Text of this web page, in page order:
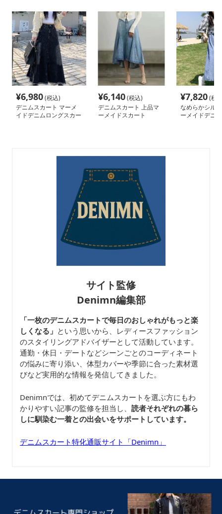
¥6,980(税込)
デニムスカート マーメ
イドデニムロングスカー
¥6,140(税込)
デニムスカート 上品マ
ーメイドスカート
¥7,820(税
なめらかシル
ーメイドデニ
サイト監修
Denimn編集部
「一枚のデニムスカートで毎日のおしゃれがもっと楽
しくなる」 という思いから、レディースファッション
のスタイリングアドバイザーとして活動しています。
通勤・休日・デートなどシーンごとのコーディネート
の悩みに寄り添い、体型カバーや季節に合った素材選
びなど実用的な情報を発信してきました。
Denimnでは、初めてデニムスカートを選ぶ方にもわ
かりやすい記事の監修を担当し、 読者それぞれの暮ら
しに馴染む一着との出会いをサポートしています。
デニムスカート特化通販サイト「Denimn」